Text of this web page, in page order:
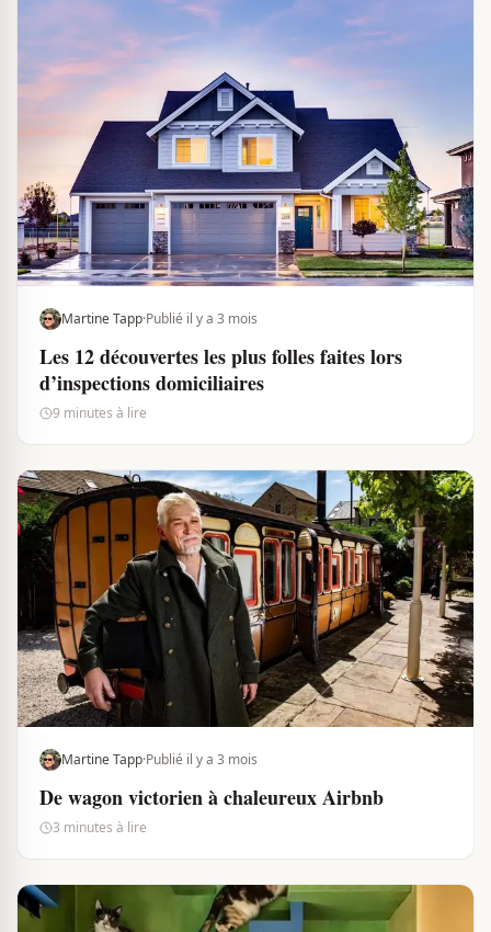
Martine Tapp·Publié il y a 3 mois
Les 12 découvertes les plus folles faites lors
d’inspections domiciliaires
9 minutes à lire
Martine Tapp·Publié il y a 3 mois
De wagon victorien à chaleureux Airbnb
3 minutes à lire